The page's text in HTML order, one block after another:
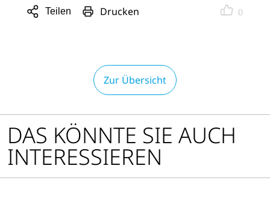
Teilen
Sharing
Drucken 0
Zur Übersicht
DAS KÖNNTE SIE AUCH
INTERESSIEREN